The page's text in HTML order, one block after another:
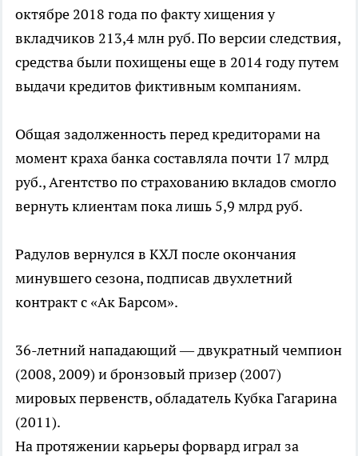
октябре 2018 года по факту хищения у
вкладчиков 213,4 млн руб. По версии следствия,
средства были похищены еще в 2014 году путем
выдачи кредитов фиктивным компаниям.
Общая задолженность перед кредиторами на
момент краха банка составляла почти 17 млрд
руб., Агентство по страхованию вкладов смогло
вернуть клиентам пока лишь 5,9 млрд руб.
Радулов вернулся в КХЛ после окончания
минувшего сезона, подписав двухлетний
контракт с «Ак Барсом».
36-летний нападающий — двукратный чемпион
(2008, 2009) и бронзовый призер (2007)
мировых первенств, обладатель Кубка Гагарина
(2011).
На протяжении карьеры форвард играл за